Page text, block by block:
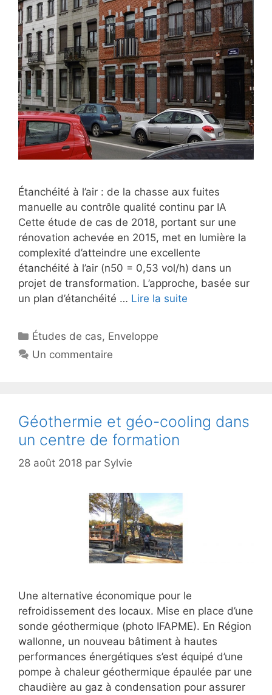
Étanchéité à l’air : de la chasse aux fuites
manuelle au contrôle qualité continu par IA
Cette étude de cas de 2018, portant sur une
rénovation achevée en 2015, met en lumière la
complexité d’atteindre une excellente
étanchéité à l’air (n50 = 0,53 vol/h) dans un
projet de transformation. L’approche, basée sur
un plan d’étanchéité … Lire la suite
Catégories
Études de cas, Enveloppe
Un commentaire
Géothermie et géo-cooling dans
un centre de formation
28 août 2018 par Sylvie
Une alternative économique pour le
refroidissement des locaux. Mise en place d’une
sonde géothermique (photo IFAPME). En Région
wallonne, un nouveau bâtiment à hautes
performances énergétiques s’est équipé d’une
pompe à chaleur géothermique épaulée par une
chaudière au gaz à condensation pour assurer